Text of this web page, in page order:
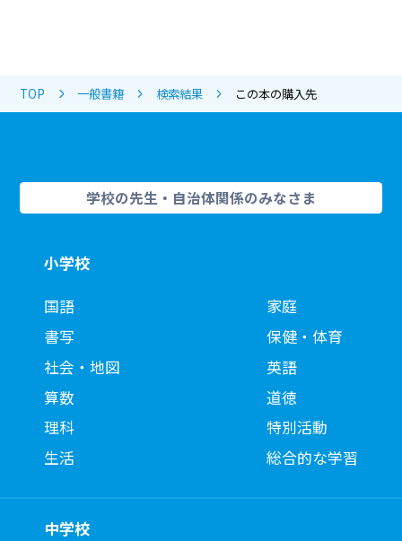
TOP 一般書籍 検索結果 この本の購入先
学校の先生・自治体関係のみなさま
小学校
国語
書写
社会・地図
算数
理科
生活
家庭
保健・体育
英語
道徳
特別活動
総合的な学習
中学校